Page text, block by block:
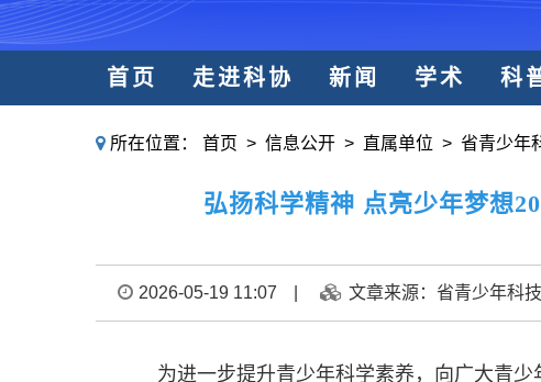
首页 走进科协 新闻 学术 科
所在位置： 首页 > 信息公开 > 直属单位 > 省青少年
弘扬科学精神 点亮少年梦想
2026-05-19 11:07 文章来源：省青少年科
为进一步提升青少年科学素养，向广大青